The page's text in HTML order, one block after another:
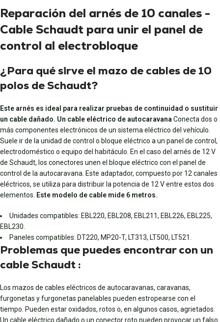
Reparación del arnés de 10 canales -
Cable Schaudt para unir el panel de
control al electrobloque
¿Para qué sirve el mazo de cables de 10
polos de Schaudt?
Este arnés es ideal para realizar pruebas de continuidad o sustituir
un cable dañado. Un cable eléctrico de autocaravana Conecta dos o
más componentes electrónicos de un sistema eléctrico del vehículo.
Suele ir de la unidad de control o bloque eléctrico a un panel de control,
electrodoméstico o equipo del habitáculo. En el caso del arnés de 12 V
de Schaudt, los conectores unen el bloque eléctrico con el panel de
control de la autocaravana. Este adaptador, compuesto por 12 canales
eléctricos, se utiliza para distribuir la potencia de 12 V entre estos dos
elementos. Este modelo de cable mide 6 metros.
Unidades compatibles: EBL220, EBL208, EBL211, EBL226, EBL225,
EBL230.
Paneles compatibles: DT220, MP20-T, LT313, LT500, LT521.
Problemas que puedes encontrar con un
cable Schaudt :
Los mazos de cables eléctricos de autocaravanas, caravanas,
furgonetas y furgonetas panelables pueden estropearse con el
tiempo. Pueden estar oxidados, rotos o, en algunos casos, agrietados.
Un cable eléctrico dañado o un conector roto pueden provocar un falso